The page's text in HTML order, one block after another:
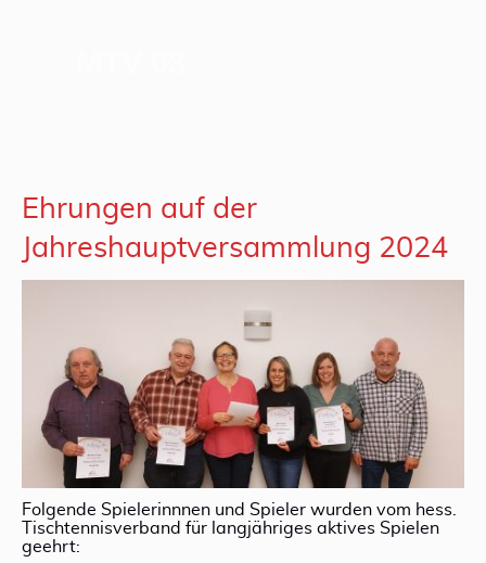
Ehrungen auf der
Jahreshauptversammlung 2024
Folgende Spielerinnnen und Spieler wurden vom hess.
Tischtennisverband für langjähriges aktives Spielen
geehrt: